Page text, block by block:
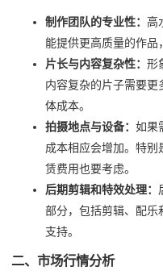
制作团队的专业性： 高
能提供更高质量的作品
片长与内容复杂性： 形
内容复杂的片子需要
体成本。
拍摄地点与设备： 如果
成本相应会增加。特别
赁费用也要考虑。
后期剪辑和特效处理：
部分，包括剪辑、配乐
支持。
二、市场行情分析